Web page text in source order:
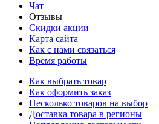
Чат
Отзывы
Скидки акции
Карта сайта
Как с нами связаться
Время работы
Как выбрать товар
Как оформить заказ
Несколько товаров на выбор
Доставка товара в регионы